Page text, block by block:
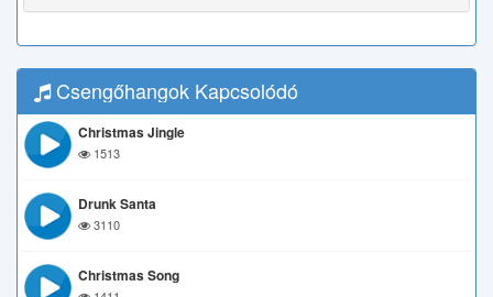
Csengőhangok Kapcsolódó
Christmas Jingle
1513
Drunk Santa
3110
Christmas Song